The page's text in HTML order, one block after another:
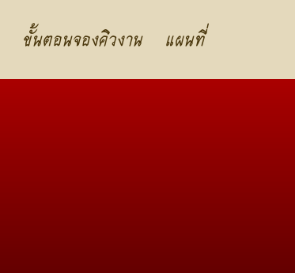
ขั้นตอนจองคิวงาน แผนที่